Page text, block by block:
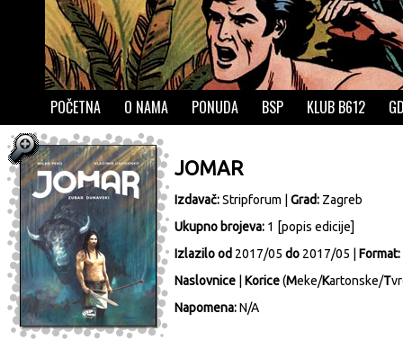
POČETNA O NAMA PONUDA BSP KLUB B612
JOMAR
Izdavač:Stripforum Grad: Zagreb
Ukupno brojeva: 1 [popis edicije]
Izlazilo od 2017/05 do 2017/05 | Format:
Naslovnice
Korice(Meke/Kartonske/T
Napomena:N/A